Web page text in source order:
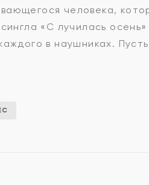
человека,
«С лучилась
в наушниках.